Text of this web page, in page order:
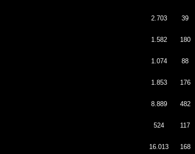
2.703 39
1.582 180
1.074 88
1.853 176
8.889 482
524 117
16.013 168